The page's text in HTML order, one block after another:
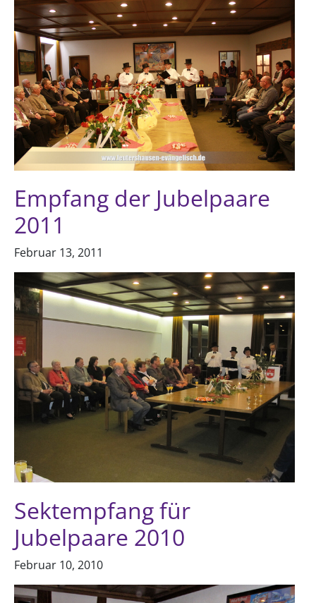
Empfang der Jubelpaare
2011
Februar 13, 2011
Sektempfang für
Jubelpaare 2010
Februar 10, 2010